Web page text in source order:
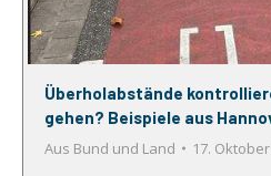
Überholabstände
gehen? Beispiele aus
Aus Bund und Land
17.